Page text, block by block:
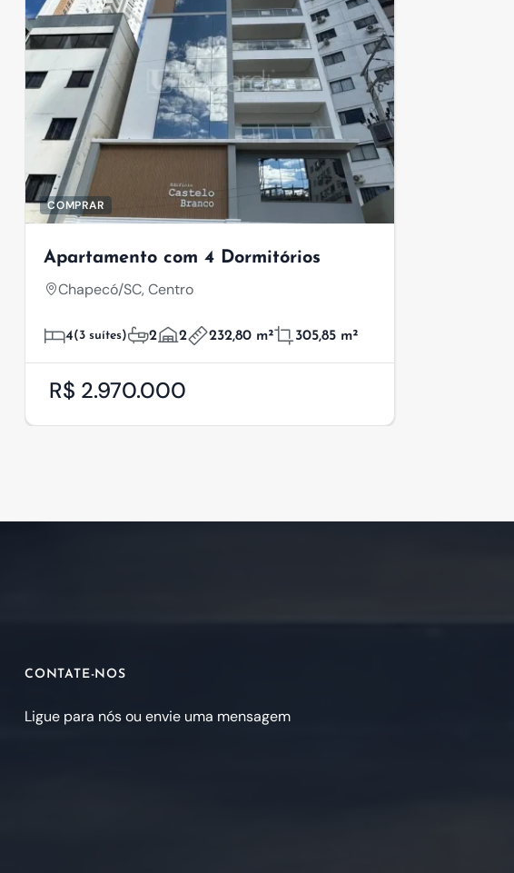
COMPRAR
Apartamento com 4 Dormitórios
Chapecó/SC, Centro
4(3 suítes) 2 2 232,80 m² 305,85 m²
R$ 2.970.000
CONTATE-NOS
Ligue para nós ou envie uma mensagem